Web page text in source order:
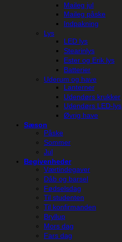
Maileg jul
Maileg påske
Indpakning
Lys
LED lys
Stearinlys
Ester og Erik lys
Batterier
Uderum og have
Lanterner
Udendørs krukker
Udendørs LED-lys
Øvrig have
Sæson
Påske
Sommer
Jul
Begivenheder
Værtindegaver
Dåb og barsel
Fødselsdag
Til studenten
Til konfirmanden
Bryllup
Mors dag
Fars dag